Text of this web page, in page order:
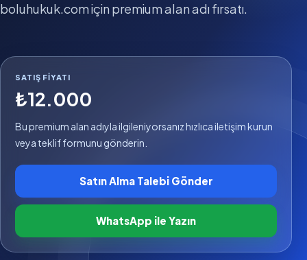
boluhukuk.com için premium alan adı fırsatı.
SATIŞ FIYATI
₺12.000
Bu premium alan adıyla ilgileniyorsanız hızlıca iletişim kurun
veya teklif formunu gönderin.
Satın Alma Talebi Gönder
WhatsApp ile Yazın